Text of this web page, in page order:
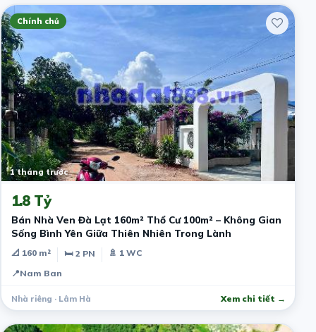
Chính chủ
1 tháng trước
1.8 Tỷ
Bán Nhà Ven Đà Lạt 160m² Thổ Cư 100m² – Không Gian
Sống Bình Yên Giữa Thiên Nhiên Trong Lành
📐 160 m² 🛏 2 PN
🚿 1 WC
📍Nam Ban
Nhà riêng · Lâm Hà Xem chi tiết →